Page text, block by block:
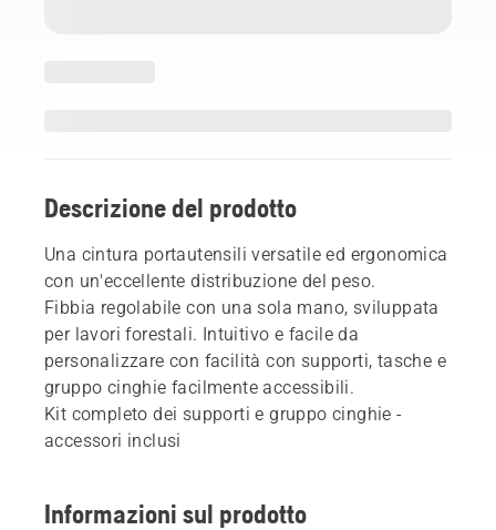
Descrizione del prodotto
Una cintura portautensili versatile ed ergonomica
con un'eccellente distribuzione del peso.
Fibbia regolabile con una sola mano, sviluppata
per lavori forestali. Intuitivo e facile da
personalizzare con facilità con supporti, tasche e
gruppo cinghie facilmente accessibili.
Kit completo dei supporti e gruppo cinghie -
accessori inclusi
Informazioni sul prodotto